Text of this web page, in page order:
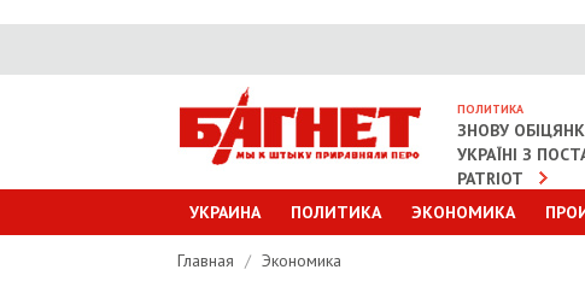
ПОЛИТИКА
ЗНОВУ
УКРАЇНІ З
PATRIOT
УКРАИНА ПОЛИТИКА ЭКОНОМИКА
Главная / Экономика